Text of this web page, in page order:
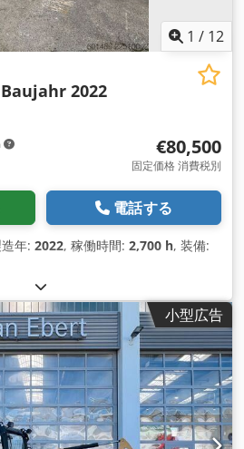
1 / 12
2022
€80,500
固定価格 消費税別
電話する
年: 2022, 稼働時間: 2,700 h, 装備:
小型広告